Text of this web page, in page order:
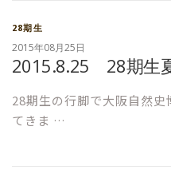
28期生
2015年08月25日
2015.8.25 28期生
28期生の行脚で大阪自然
てきま …